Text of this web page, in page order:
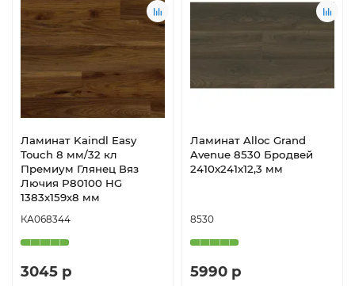
Ламинат Kaindl Easy
Touch 8 мм/32 кл
Премиум Глянец Вяз
Лючия Р80100 HG
1383х159х8 мм
КА068344
3045 р
Ламинат Alloc Grand
Avenue 8530 Бродвей
2410х241х12,3 мм
8530
5990 р